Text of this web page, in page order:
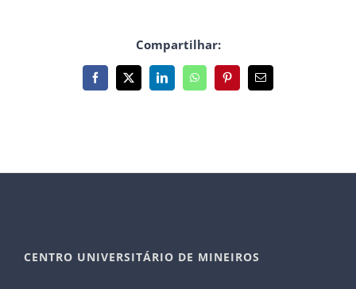
Compartilhar:
Facebook
X LinkedInWhatsAppPinterest
E-
mail
CENTRO UNIVERSITÁRIO DE MINEIROS